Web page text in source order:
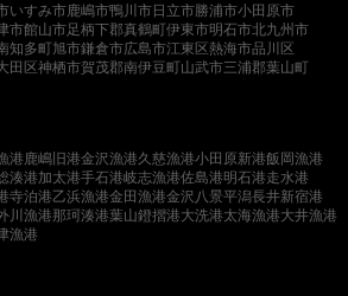
いすみ市鹿嶋市鴨川市日立市勝浦市小田原市
市館山市足柄下郡真鶴町伊東市明石市北九州市
知多町旭市鎌倉市広島市江東区熱海市品川区
田区神栖市賀茂郡南伊豆町山武市三浦郡葉山町
港 鹿嶋旧港金沢漁港久慈漁港小田原新港飯岡漁港
湊港加太港手石港岐志漁港佐島港明石港走水港
寺泊港乙浜漁港金田漁港金沢八景平潟長井新宿港
川漁港那珂湊港葉山鐙摺港大洗港太海漁港大井漁港
漁港